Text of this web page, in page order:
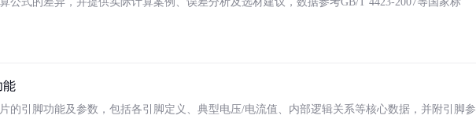
能
的引脚功能及参数，包括各引脚定义、典型电压/电流值、内部逻辑关系等核心数据，并附引脚参